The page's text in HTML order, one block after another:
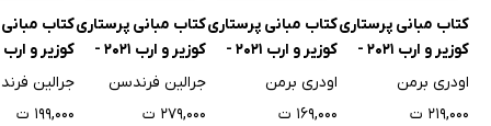
کتاب مبانی پرستاری
کوزیر و ارب 2021 -
جلد اول
اودری برمن
۲۱۹,۰۰۰ ت
کتاب مبانی پرستاری
کوزیر و ارب 2021 -
جلد دوم
اودری برمن
۱۶۹,۰۰۰ ت
کتاب مبانی پرستاری
کوزیر و ارب 2021 -
جلد سوم
جرالین فرندسن
۲۷۹,۰۰۰ ت
کتاب
جلد چهارم
جرالین
۱۹۹,۰۰۰ ت